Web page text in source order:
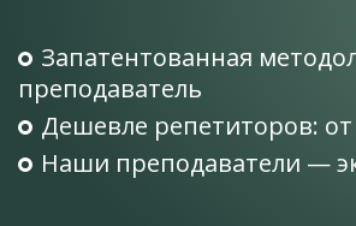
Запатентованная
преподаватель
Дешевле репетиторов: от
Наши преподаватели —